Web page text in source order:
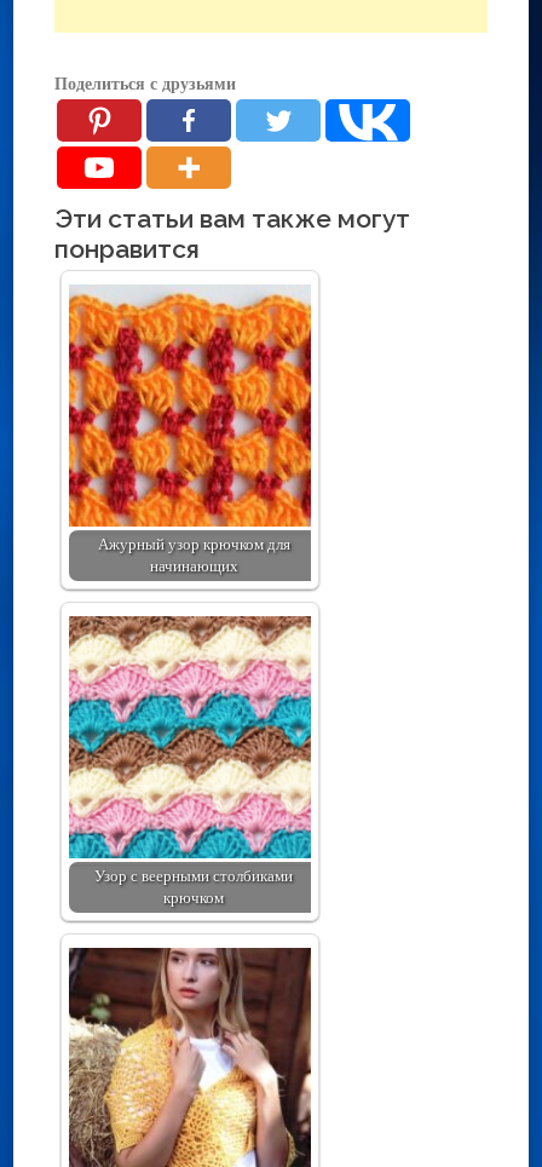
Поделиться с друзьями
Эти статьи вам также могут
понравится
Ажурный узор крючком для
начинающих
Узор с веерными столбиками
крючком